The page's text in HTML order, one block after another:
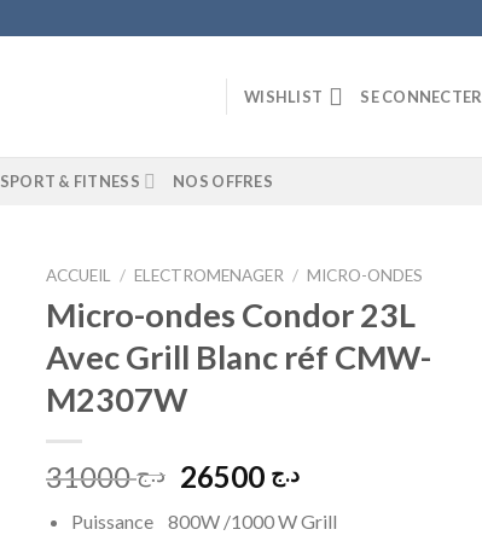
WISHLIST SE CONNECTER
SPORT & FITNESS NOS OFFRES
ACCUEIL / ELECTROMENAGER / MICRO-ONDES
Micro-ondes Condor 23L
Avec Grill Blanc réf CMW-
M2307W
د.ج31000
Le
initial
د.جLe
actuel
Puissance 800W /1000 W Grill